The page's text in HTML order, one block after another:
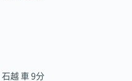
越 車 9分